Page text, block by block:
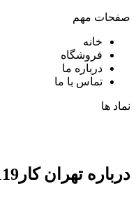
صفحات مهم
خانه
فروشگاه
درباره ما
تماس با ما
نماد ها
درباره تهران کار119